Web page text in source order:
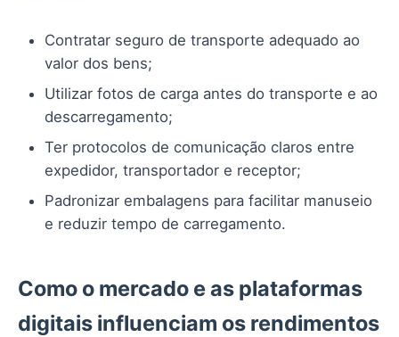
Contratar seguro de transporte adequado ao
valor dos bens;
Utilizar fotos de carga antes do transporte e ao
descarregamento;
Ter protocolos de comunicação claros entre
expedidor, transportador e receptor;
Padronizar embalagens para facilitar manuseio
e reduzir tempo de carregamento.
Como o mercado e as plataformas
digitais influenciam os rendimentos